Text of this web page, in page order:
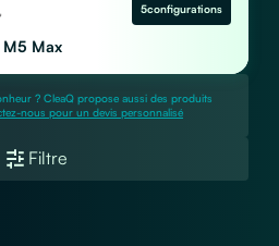
Max
5configurations
? CleaQ propose aussi des produits
nous pour un devis personnalisé
Filtre